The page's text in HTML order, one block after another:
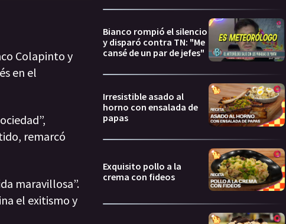
Colapinto y
en el
remarcó
maravillosa”.
el exitismo y
Bianco rompió el silencio
y disparó contra TN: "Me
cansé de un par de jefes"
Irresistible asado al
horno con ensalada de
papas
Exquisito pollo a la
crema con fideos